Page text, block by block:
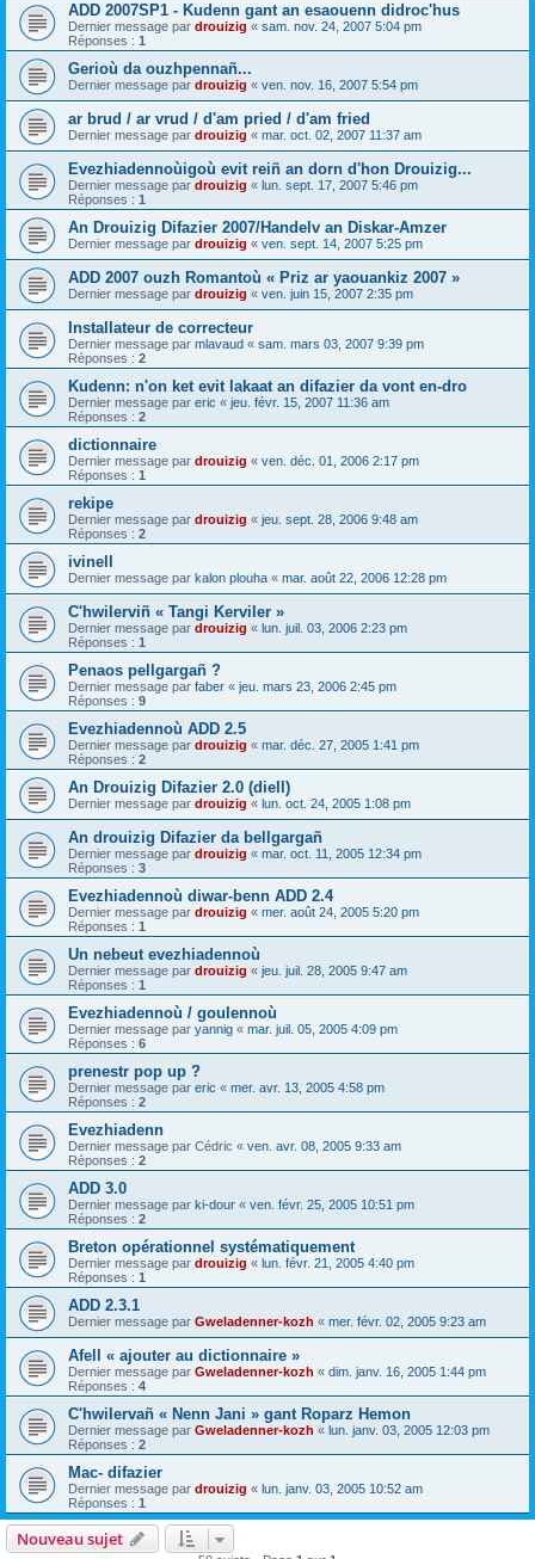
ADD 2007SP1 - Kudenn gant an esaouenn didroc'hus
Dernier message par drouizig « sam. nov. 24, 2007 5:04 pm
Réponses : 1
Gerioù da ouzhpennañ...
Dernier message par drouizig « ven. nov. 16, 2007 5:54 pm
ar brud / ar vrud / d'am pried / d'am fried
Dernier message par drouizig « mar. oct. 02, 2007 11:37 am
Evezhiadennoùigoù evit reiñ an dorn d'hon Drouizig...
Dernier message par drouizig « lun. sept. 17, 2007 5:46 pm
Réponses : 1
An Drouizig Difazier 2007/Handelv an Diskar-Amzer
Dernier message par drouizig « ven. sept. 14, 2007 5:25 pm
ADD 2007 ouzh Romantoù « Priz ar yaouankiz 2007 »
Dernier message par drouizig « ven. juin 15, 2007 2:35 pm
Installateur de correcteur
Dernier message par mlavaud « sam. mars 03, 2007 9:39 pm
Réponses : 2
Kudenn: n'on ket evit lakaat an difazier da vont en-dro
Dernier message par eric « jeu. févr. 15, 2007 11:36 am
Réponses : 2
dictionnaire
Dernier message par drouizig « ven. déc. 01, 2006 2:17 pm
Réponses : 1
rekipe
Dernier message par drouizig « jeu. sept. 28, 2006 9:48 am
Réponses : 2
ivinell
Dernier message par kalon plouha « mar. août 22, 2006 12:28 pm
C'hwilerviñ « Tangi Kerviler »
Dernier message par drouizig « lun. juil. 03, 2006 2:23 pm
Réponses : 1
Penaos pellgargañ ?
Dernier message par faber « jeu. mars 23, 2006 2:45 pm
Réponses : 9
Evezhiadennoù ADD 2.5
Dernier message par drouizig « mar. déc. 27, 2005 1:41 pm
Réponses : 2
An Drouizig Difazier 2.0 (diell)
Dernier message par drouizig « lun. oct. 24, 2005 1:08 pm
An drouizig Difazier da bellgargañ
Dernier message par drouizig « mar. oct. 11, 2005 12:34 pm
Réponses : 3
Evezhiadennoù diwar-benn ADD 2.4
Dernier message par drouizig « mer. août 24, 2005 5:20 pm
Réponses : 1
Un nebeut evezhiadennoù
Dernier message par drouizig « jeu. juil. 28, 2005 9:47 am
Réponses : 1
Evezhiadennoù / goulennoù
Dernier message par yannig « mar. juil. 05, 2005 4:09 pm
Réponses : 6
prenestr pop up ?
Dernier message par eric « mer. avr. 13, 2005 4:58 pm
Réponses : 2
Evezhiadenn
Dernier message par Cédric « ven. avr. 08, 2005 9:33 am
Réponses : 2
ADD 3.0
Dernier message par ki-dour « ven. févr. 25, 2005 10:51 pm
Réponses : 2
Breton opérationnel systématiquement
Dernier message par drouizig « lun. févr. 21, 2005 4:40 pm
Réponses : 1
ADD 2.3.1
Dernier message par Gweladenner-kozh « mer. févr. 02, 2005 9:23 am
Afell « ajouter au dictionnaire »
Dernier message par Gweladenner-kozh « dim. janv. 16, 2005 1:44 pm
Réponses : 4
C'hwilervañ « Nenn Jani » gant Roparz Hemon
Dernier message par Gweladenner-kozh « lun. janv. 03, 2005 12:03 pm
Réponses : 2
Mac- difazier
Dernier message par drouizig « lun. janv. 03, 2005 10:52 am
Réponses : 1
Nouveau sujet